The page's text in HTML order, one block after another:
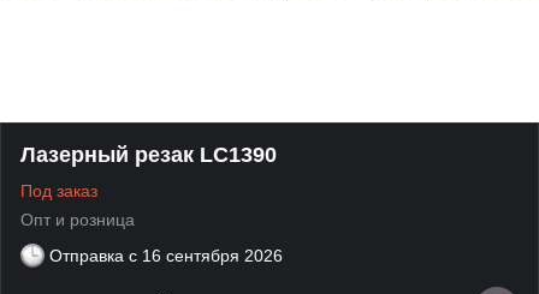
Лазерный резак LC1390
Под заказ
Опт и розница
Отправка с 16 сентября 2026